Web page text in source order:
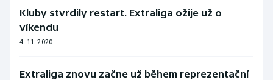
Volejbal
Kluby stvrdily restart. Extraliga ožije už o
víkendu
4. 11. 2020
Extraliga znovu začne už během reprezentační